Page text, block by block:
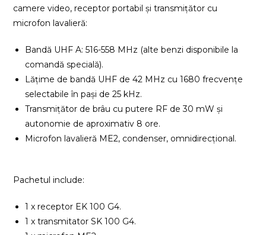
camere video, receptor portabil și transmițător cu
microfon lavalieră:
Bandă UHF A: 516-558 MHz (alte benzi disponibile la
comandă specială).
Lățime de bandă UHF de 42 MHz cu 1680 frecvențe
selectabile în pași de 25 kHz.
Transmițător de brâu cu putere RF de 30 mW și
autonomie de aproximativ 8 ore.
Microfon lavalieră ME2, condenser, omnidirecțional.
Pachetul include:
1 x receptor EK 100 G4.
1 x transmitator SK 100 G4.